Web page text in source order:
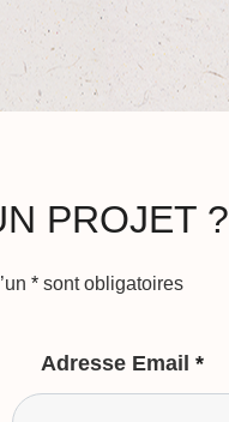
PROJET ?
* sont obligatoires
Adresse Email *